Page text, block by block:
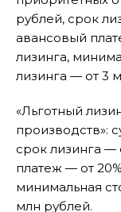
рублей, срок
авансовый
лизинга,
лизинга — от 3
«Льготный
производств»:
срок лизинга —
платеж — от
минимальная
млн рублей.